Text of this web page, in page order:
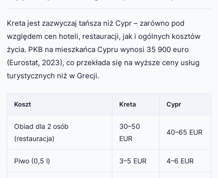
Kreta jest zazwyczaj tańsza niż Cypr – zarówno pod
względem cen hoteli, restauracji, jak i ogólnych kosztów
życia. PKB na mieszkańca Cypru wynosi 35 900 euro
(Eurostat, 2023), co przekłada się na wyższe ceny usług
turystycznych niż w Grecji.
Koszt Kreta Cypr
Obiad dla 2 osób
(restauracja)
30–50
EUR
40–65 EUR
Piwo (0,5 l) 3–5 EUR 4–6 EUR